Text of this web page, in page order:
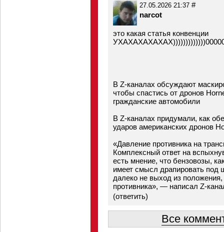
27.05.2026 21:37 #
narcot
это какая статья конвенции
В Z-каналах обсуждают
чтобы спастись от дронов
гражданские автомобили
В Z-каналах придумали, как
ударов американских дронов
«Давление противника на
Комплексный ответ на
есть мнение, что бензовозы,
имеет смысл драпировать под
далеко не выход из
противника», — написал Z-
(ответить)
Все